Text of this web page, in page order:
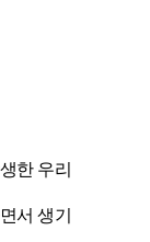
한 우리
서 생기